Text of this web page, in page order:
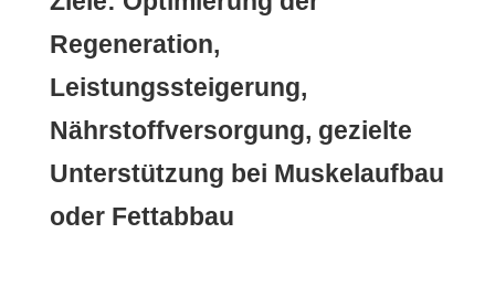
Regeneration,
Leistungssteigerung,
Nährstoffversorgung, gezielte
Unterstützung bei Muskelaufbau
oder Fettabbau